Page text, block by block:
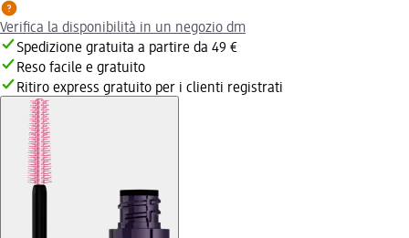
Verifica la disponibilità in un negozio dm
Spedizione gratuita a partire da 49 €
Reso facile e gratuito
Ritiro express gratuito per i clienti registrati